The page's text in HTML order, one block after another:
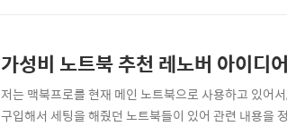
가성비 노트북 추천 레노버 아이
저는 맥북프로를 현재 메인 노트북으로 사용하고 있어
구입해서 세팅을 해줬던 노트북들이 있어 관련 내용을